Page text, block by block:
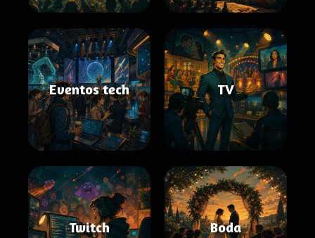
Eventos tech TV
Twitch Boda